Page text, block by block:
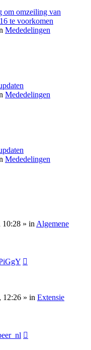
omzeiling van
te voorkomen
Mededelingen
Mededelingen
Mededelingen
10:28 » inAlgemene
12:26 » in Extensie